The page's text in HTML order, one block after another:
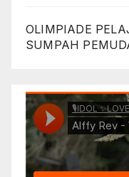
OLIMPIADE
SUMPAH